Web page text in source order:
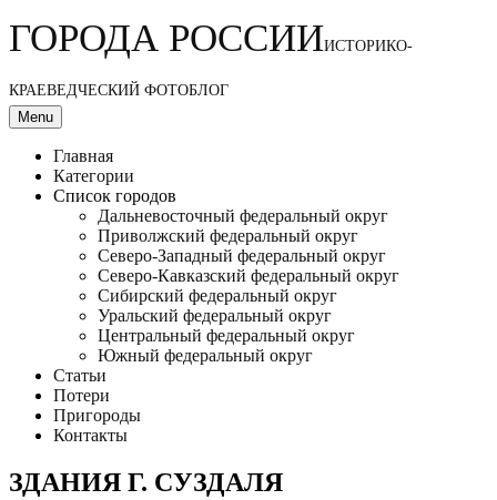
ГОРОДА РОССИИИСТОРИКО-
КРАЕВЕДЧЕСКИЙ ФОТОБЛОГ
Menu
Главная
Категории
Список городов
Дальневосточный федеральный округ
Приволжский федеральный округ
Северо-Западный федеральный округ
Северо-Кавказский федеральный округ
Сибирский федеральный округ
Уральский федеральный округ
Центральный федеральный округ
Южный федеральный округ
Статьи
Потери
Пригороды
Контакты
ЗДАНИЯ Г. СУЗДАЛЯ